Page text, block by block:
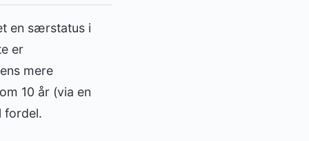
en særstatus i
er
mere
10 år (via en
fordel.